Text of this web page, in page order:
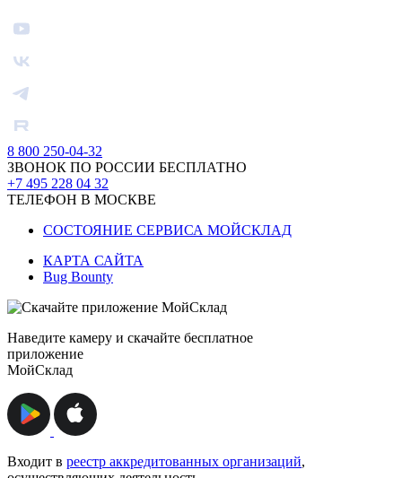
8 800 250-04-32
ЗВОНОК ПО РОССИИ БЕСПЛАТНО
+7 495 228 04 32
ТЕЛЕФОН В МОСКВЕ
СОСТОЯНИЕ СЕРВИСА МОЙСКЛАД
КАРТА САЙТА
Bug Bounty
Наведите камеру и скачайте бесплатное
приложение
МойСклад
Входит в реестр аккредитованных организаций,